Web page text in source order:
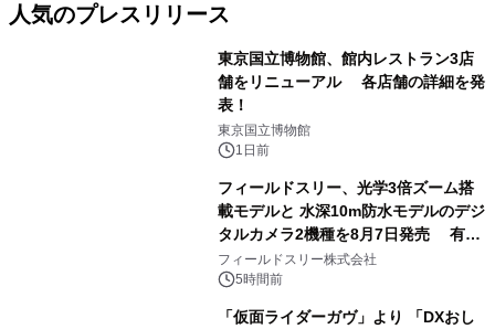
人気のプレスリリース
東京国立博物館、館内レストラン3店
舗をリニューアル 各店舗の詳細を発
表！
東京国立博物館
1日前
フィールドスリー、光学3倍ズーム搭
載モデルと 水深10m防水モデルのデジ
タルカメラ2機種を8月7日発売 有効
約1300万画素、用途別に選べるコンデ
ジ新登場
フィールドスリー株式会社
5時間前
「仮面ライダーガヴ」より 「DXおし